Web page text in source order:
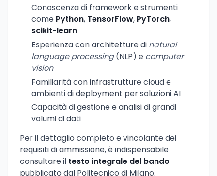
Conoscenza di framework e strumenti
come Python, TensorFlow, PyTorch,
scikit-learn
Esperienza con architetture di natural
language processing(NLP) e computer
vision
Familiarità con infrastrutture cloud e
ambienti di deployment per soluzioni AI
Capacità di gestione e analisi di grandi
volumi di dati
Per il dettaglio completo e vincolante dei
requisiti di ammissione, è indispensabile
consultare il testo integrale del bando
pubblicato dal Politecnico di Milano.